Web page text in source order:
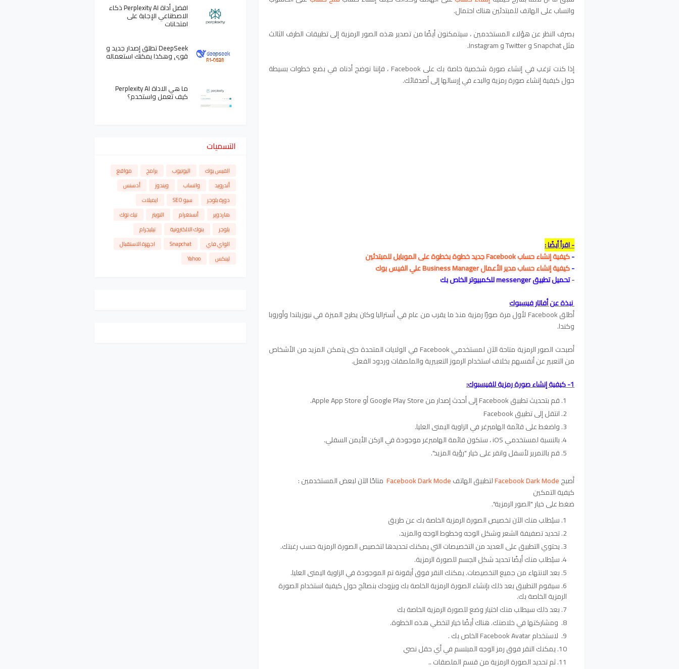
واتساب على الهاتف للمبتدئين هناك احتمال.
بصرف النظر عن هؤلاء المستخدمين ، سيتمكنون أيضًا من تصدير هذه الصور الرمزية إلى تطبيقات الطرف الثالث
مثل Snapchat و Twitter و Instagram.
إذا كنت ترغب في إنشاء صورة شخصية خاصة بك على Facebook ، فإننا نوضح أدناه في بضع خطوات بسيطة
حول كيفية إنشاء صورة رمزية والبدء في إرسالها إلى أصدقائك.
- اقرأ أيضًا :
-كيفية إنشاء حساب Facebook جديد خطوة بخطوة على الموبايل للمبتدئين
-كيفية إنشاء حساب مدير الأعمال Business Manager علي الفيس بوك
-تحميل تطبيق messenger للكمبيوتر الخاص بك
نبذة عن أفاتار فيسبوك
أطلق Facebook لأول مرة صورًا رمزية منذ ما يقرب من عام في أستراليا وكان يطرح الميزة في نيوزيلندا وأوروبا
وكندا.
أصبحت الصور الرمزية متاحة الآن لمستخدمي Facebook في الولايات المتحدة حتى يتمكن المزيد من الأشخاص
من التعبير عن أنفسهم بخلاف استخدام الرموز التعبيرية والملصقات وردود الفعل.
1- كيفية إنشاء صورة رمزية للفيسبوك:
قم بتحديث تطبيق Facebook إلى أحدث إصدار من Google Play Store أو Apple App Store.
انتقل إلى تطبيق Facebook
واضغط على قائمة الهامبرغر في الزاوية اليمنى العليا.
بالنسبة لمستخدمي iOS ، ستكون قائمة الهامبرغر موجودة في الركن الأيمن السفلي.
قم بالتمرير لأسفل وانقر على خيار "رؤية المزيد".
أصبحFacebook Dark Modeلتطبيق الهاتف
متاحًا الآن لبعض المستخدمين :
كيفية التمكين
ضغط على خيار "الصور الرمزية".
سيُطلب منك الآن تخصيص الصورة الرمزية الخاصة بك عن طريق
تحديد تصفيفة الشعر وشكل الوجه وخطوط الوجه والمزيد.
يحتوي التطبيق على العديد من التخصيصات التي يمكنك تحديدها لتخصيص الصورة الرمزية حسب رغبتك.
سيُطلب منك أيضًا تحديد شكل الجسم للصورة الرمزية.
بعد الانتهاء من جميع التخصيصات. يمكنك النقر فوق أيقونة تم الموجودة في الزاوية اليمنى العليا.
سيقوم التطبيق بعد ذلك بإنشاء الصورة الرمزية الخاصة بك ويزودك بنصائح حول كيفية استخدام الصورة
الرمزية الخاصة بك.
بعد ذلك سيطلب منك اختيار وضع للصورة الرمزية الخاصة بك
ومشاركتها في خلاصتك. هناك أيضًا خيار لتخطي هذه الخطوة.
لاستخدام Facebook Avatar الخاص بك .
يمكنك النقر فوق رمز الوجه المبتسم في أي حقل نصي
ثم تحديد الصورة الرمزية من قسم الملصقات ..
افضل أداة Perplexity AI ذكاء
الاصطناعي الإجابة على
امتحانات
DeepSeek تطلق إصدار جديد و
قوي وهكذا يمكنك استعماله
ما هي الاداة Perplexity AI
كيف تعمل واستخدم؟
التسميات
الفيس بوك اليوتيوب برامج
مواقع
أندرويد
واتساب ويندوز
أدسنس
دورة بلوجر
سيو SEO
ايميلات
هاردوير
أنستغرام التويتر
تيك توك
بلوجر
بنوك الالكترونية
تيليجرام
الواي فاي
Snapchat
اجهزة الاستقبال
لينكس
Yahoo